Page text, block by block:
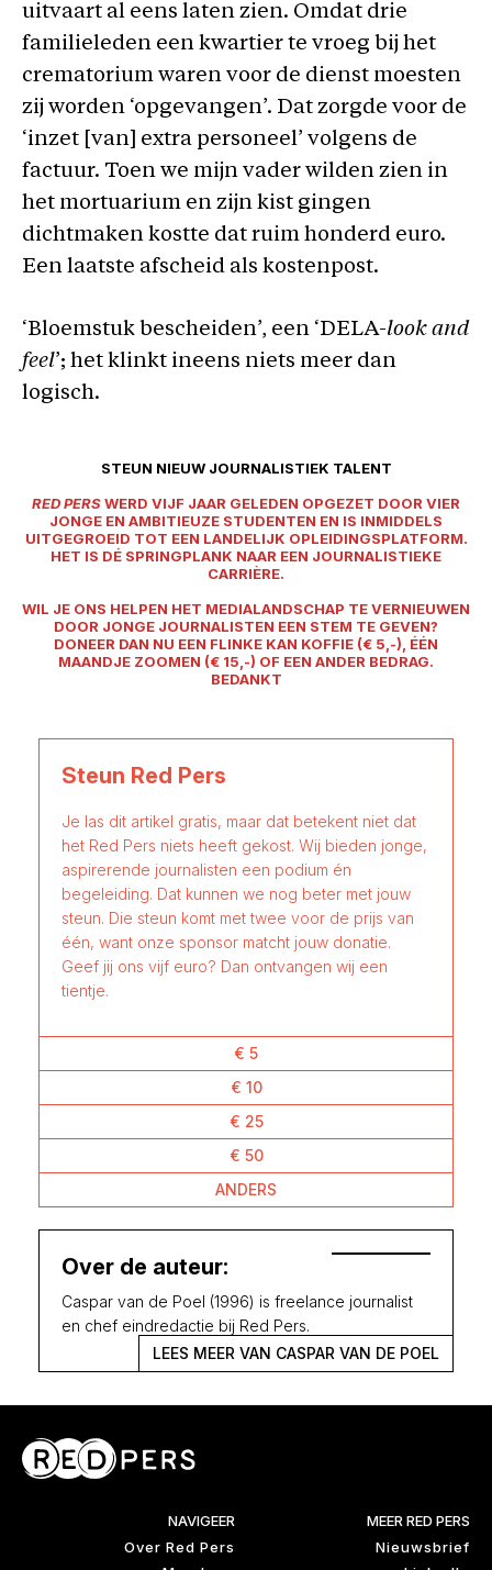
uitvaart al eens laten zien. Omdat drie
familieleden een kwartier te vroeg bij het
crematorium waren voor de dienst moesten
zij worden ‘opgevangen’. Dat zorgde voor de
‘inzet [van] extra personeel’ volgens de
factuur. Toen we mijn vader wilden zien in
het mortuarium en zijn kist gingen
dichtmaken kostte dat ruim honderd euro.
Een laatste afscheid als kostenpost.
‘Bloemstuk bescheiden’, een ‘DELA-look and
feel’; het klinkt ineens niets meer dan
logisch.
STEUN NIEUW JOURNALISTIEK TALENT
RED PERSWERD VIJF JAAR GELEDEN OPGEZET DOOR VIER
JONGE EN AMBITIEUZE STUDENTEN EN IS INMIDDELS
UITGEGROEID TOT EEN LANDELIJK OPLEIDINGSPLATFORM.
HET IS DÉ SPRINGPLANK NAAR EEN JOURNALISTIEKE
CARRIÈRE.
WIL JE ONS HELPEN HET MEDIALANDSCHAP TE VERNIEUWEN
DOOR JONGE JOURNALISTEN EEN STEM TE GEVEN?
DONEER DAN NU EEN FLINKE KAN KOFFIE (€ 5,-), ÉÉN
MAANDJE ZOOMEN (€ 15,-) OF EEN ANDER BEDRAG.
BEDANKT
Steun Red Pers
Je las dit artikel gratis, maar dat betekent niet dat
het Red Pers niets heeft gekost. Wij bieden jonge,
aspirerende journalisten een podium én
begeleiding. Dat kunnen we nog beter met jouw
steun. Die steun komt met twee voor de prijs van
één, want onze sponsor matcht jouw donatie.
Geef jij ons vijf euro? Dan ontvangen wij een
tientje.
€ 5
€ 10
€ 25
€ 50
ANDERS
Over de auteur:
Caspar van de Poel (1996) is freelance journalist
en chef eindredactie bij Red Pers.
LEES MEER VAN CASPAR VAN DE POEL
NAVIGEER
Over Red Pers
MEER RED PERS
Nieuwsbrief